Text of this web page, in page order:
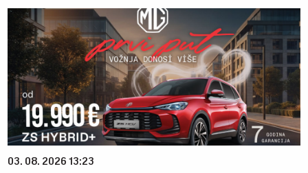
03. 08. 2026 13:23